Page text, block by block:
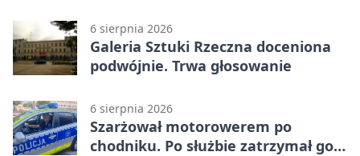
6 sierpnia 2026
Galeria Sztuki Rzeczna doceniona
podwójnie. Trwa głosowanie
6 sierpnia 2026
Szarżował motorowerem po
chodniku. Po służbie zatrzymał go